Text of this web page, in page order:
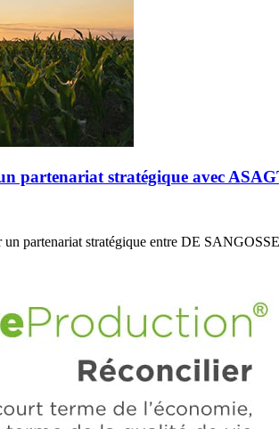
partenariat stratégique avec
partenariat stratégique entre DE